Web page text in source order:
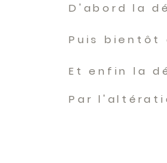
D'abord la
Puis bientôt
Et enfin la
Par